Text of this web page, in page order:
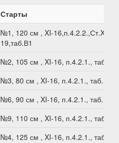
Старты
№1, 120 см , XI-16,п.4.2.2.,Ст.XI-
19,таб.В1
№2, 105 см , XI-16, п.4.2.1., таб.В1
№3, 80 см , XI-16, п.4.2.1., таб.В1
№6, 90 см , XI-16, п.4.2.1., таб.В1
№9, 110 см , XI-16, п.4.2.1., таб.В1
№4, 125 см , XI-16, п.4.2.1., таб.В1